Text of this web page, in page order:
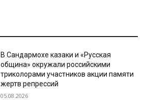
В Сандармохе казаки и «Русская
община» окружали российскими
триколорами участников акции памяти
жертв репрессий
05.08.2026